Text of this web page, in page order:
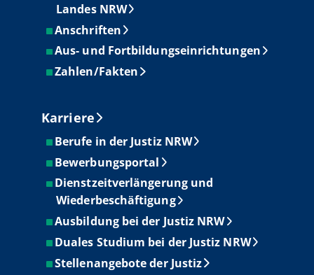
Landes NRW
Anschriften
Aus- und Fortbildungseinrichtungen
Zahlen/Fakten
Karriere
Berufe in der Justiz NRW
Bewerbungsportal
Dienstzeitverlängerung und
Wiederbeschäftigung
Ausbildung bei der Justiz NRW
Duales Studium bei der Justiz NRW
Stellenangebote der Justiz